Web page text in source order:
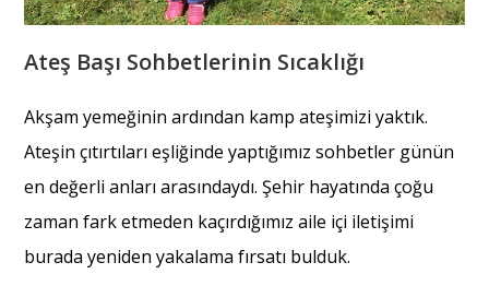
Ateş Başı Sohbetlerinin Sıcaklığı
Akşam yemeğinin ardından kamp ateşimizi yaktık.
Ateşin çıtırtıları eşliğinde yaptığımız sohbetler günün
en değerli anları arasındaydı. Şehir hayatında çoğu
zaman fark etmeden kaçırdığımız aile içi iletişimi
burada yeniden yakalama fırsatı bulduk.